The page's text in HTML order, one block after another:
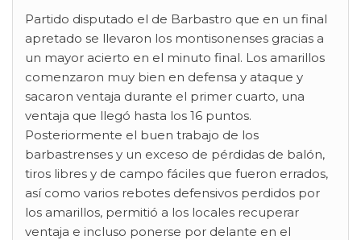
Partido disputado el de Barbastro que en un final
apretado se llevaron los montisonenses gracias a
un mayor acierto en el minuto final. Los amarillos
comenzaron muy bien en defensa y ataque y
sacaron ventaja durante el primer cuarto, una
ventaja que llegó hasta los 16 puntos.
Posteriormente el buen trabajo de los
barbastrenses y un exceso de pérdidas de balón,
tiros libres y de campo fáciles que fueron errados,
así como varios rebotes defensivos perdidos por
los amarillos, permitió a los locales recuperar
ventaja e incluso ponerse por delante en el